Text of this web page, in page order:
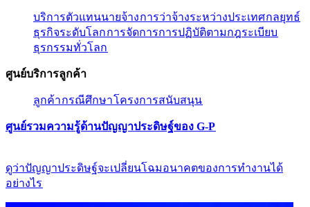
บริการตัวแทนนายจ้าง​​การว่าจ้างระหว่างประเทศ​​กลยุทธ์
ธุรกิจระดับโลก​​การจัดการการปฏิบัติตามกฎระเบียบ​​
ธุรกรรมทั่วโลก​​
ศูนย์บริการลูกค้า​​
ลูกค้า​​กรณีศึกษา​​โครงการสนับสนุน​​
ศูนย์รวมความรู้ด้านปัญญาประดิษฐ์ของ G-P​​
ดูว่าปัญญาประดิษฐ์จะเปลี่ยนโฉมอนาคตของการทำงานได้
อย่างไร​​